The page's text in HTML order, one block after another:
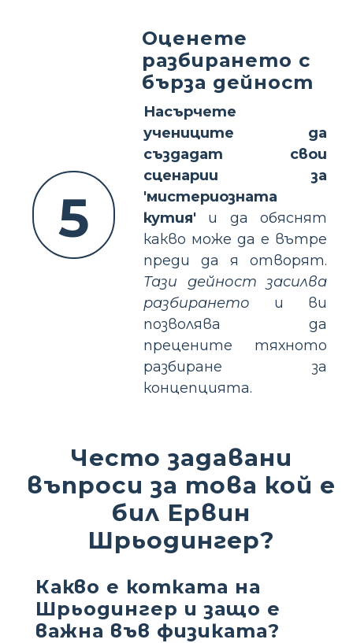
5
Оценете
разбирането с
бърза дейност
Насърчете
учениците да
създадат свои
сценарии за
'мистериозната
кутия' и да обяснят
какво може да е вътре
преди да я отворят.
Тази дейност засилва
разбирането и ви
позволява да
прецените тяхното
разбиране за
концепцията.
Често задавани
въпроси за това кой е
бил Ервин
Шрьодингер?
Какво е котката на
Шрьодингер и защо е
важна във физиката?